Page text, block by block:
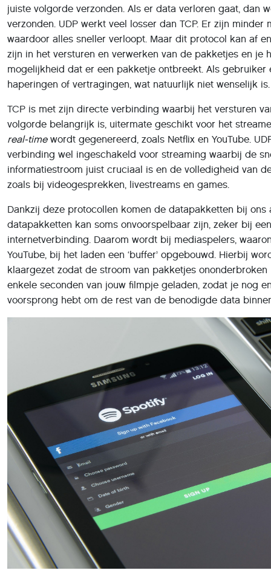
TCP is met zijn directe verbinding waarbij het versturen
volgorde belangrijk is, uitermate geschikt voor het
real-time
wordt gegenereerd, zoals Netflix en YouTube.
verbinding wel ingeschakeld voor streaming waarbij de
informatiestroom juist cruciaal is en de volledigheid van
zoals bij videogesprekken, livestreams en games.
Dankzij deze protocollen komen de datapakketten bij ons
datapakketten kan soms onvoorspelbaar zijn, zeker bij
internetverbinding. Daarom wordt bij mediaspelers,
YouTube, bij het laden een ‘buffer’ opgebouwd. Hierbij
klaargezet zodat de stroom van pakketjes
enkele seconden van jouw filmpje geladen, zodat je nog
voorsprong hebt om de rest van de benodigde data
Stream-onderbrekingen
Het versturen van deze data is ondanks zijn digitale aard
aan enkele fysieke beperkingen die invloed kunnen
stream zodra de datapakketjes bij jou binnen zijn. Als de
en ontvanger te groot wordt, kun je daar dalingen in
opmerken. We streamen vaak multimedia-data die van de